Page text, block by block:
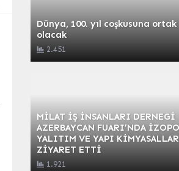
Dünya, 100. yıl coşkusuna ortak
olacak
2.451
MİLAT İŞ İNSANLARI DERNEGİ
AZERBAYCAN FUARI’NDA
YALITIM VE YAPI
ZİYARET ETTİ
1.921